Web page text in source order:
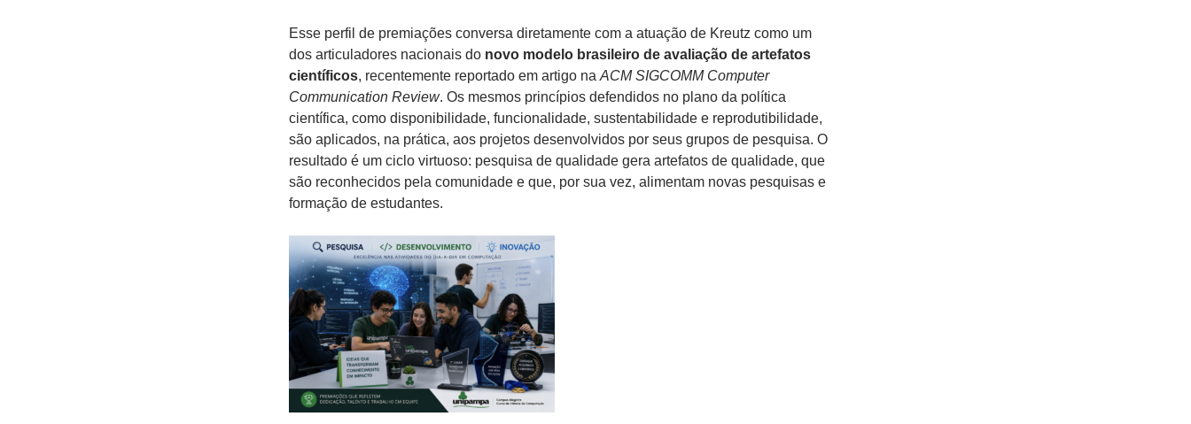
Esse perfil de premiações conversa diretamente com a atuação de Kreutz como um
dos articuladores nacionais do novo modelo brasileiro de avaliação de artefatos
científicos, recentemente reportado em artigo na ACM SIGCOMM Computer
Communication Review. Os mesmos princípios defendidos no plano da política
científica, como disponibilidade, funcionalidade, sustentabilidade e reprodutibilidade,
são aplicados, na prática, aos projetos desenvolvidos por seus grupos de pesquisa. O
resultado é um ciclo virtuoso: pesquisa de qualidade gera artefatos de qualidade, que
são reconhecidos pela comunidade e que, por sua vez, alimentam novas pesquisas e
formação de estudantes.